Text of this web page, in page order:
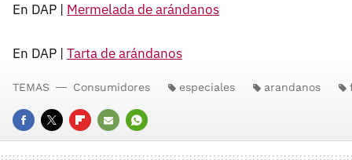
En DAP | Mermelada de arándanos
En DAP | Tarta de arándanos
FACEBOOK
TWITTERFLIPBOARD
E-
WHATSAPP
TEMAS Consumidores especiales arandanos